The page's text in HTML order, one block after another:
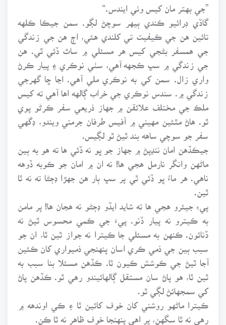
”جي بهتر مان کيس وٺي ايندس.“
گاڏي ڊرائيو ڪندي ٻيهر سوچڻ لڳو. سمن جيڪا ڪلهه
تائين هن جي ڪيفيت تي کلندي هئي، اڄ هن جي زندگي
جي همسفر بڻجي کيس هر مسئلي ۾ ساٿ ڏئي ٿي. هن
جي زندگي ۾ سڀ ڪجهه آهي، سٺي نوڪري ۽ پيار ڪرڻ
واري زال. سمن کي به نوڪري ملي آهي. اڃا ڇا گهرجي
زندگي ۾. سندس نوڪري جي خراب ڳالهه اها آهي ته کيس
ملڪ جي مختلف علائقن ۾ جهاز ذريعي سفر ڪرڻو پوي
ٿو. هاڻ مٿئين مهيني ۾ آفيس طرفان جرمني ويندو، ڊگهي
سفر جو سوچي ساهه بند ٿيڻ ٿو لڳيس.
جيڪڏهن امان ننڍپڻ ۾ جهاز جو ڀو نه ڏئي ها ته هو به ٻين
ماڻهن وانگر نارمل هجي ها! نه ان ۾ امان جو ڪوبه ڏوهه
ناهي. هر ماءُ ڀو ڏئي ٿي پر سڀ ٻار هن جهڙا ڊڄڻا ته نه ٿا
پيءِ جيئرو هجي ها ته شايد ايڏو ڊڄڻو نه هجان ها! پر مامن
به ڪيترو نه پيار ڏنو. پيءَ جي ڪمي محسوس ٿيڻ نه
ڏنائون. ڪنهن به مسئلي جا ڪيترا نه جواز ٿين ٿا، ان جو
سبب ٻين جي ذمي ڪري اسان پنهنجي ذميواري کان ڪئين
آجا ٿيڻ جي ڪوشش ڪيون ٿا. ڪڏهن مسئلا بنا سبب به
ٿين ٿا، هو پاڻ سان مستقل ڳالهائيندو رهي ٿو. ڪڏهن پاڻ
کي سمجهائڻ لڳي ٿو.
ڪيترا ماڻهو روشني کان خوف کائين ٿا ۽ ڪي اوندهه ۾
رهي نه ٿا سگهن، پر اهي پنهنجا خوف ظاهر نه ٿا ڪن.